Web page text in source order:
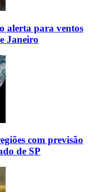
alerta para ventos
Janeiro
com previsão
de SP